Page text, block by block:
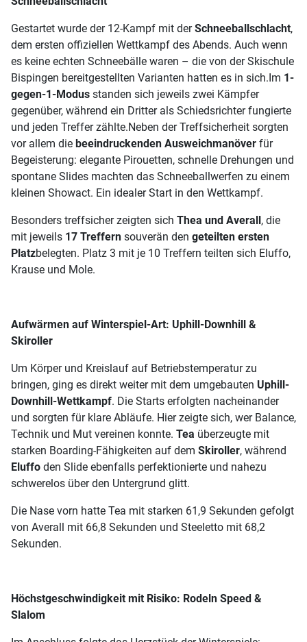
Gestartet wurde der 12-Kampf mit derSchneeballschlacht,
dem ersten offiziellen Wettkampf des Abends. Auch wenn
es keine echten Schneebälle waren – die von der Skischule
Bispingen bereitgestellten Varianten hatten es in sich.Im 1-
gegen-1-Modus standen sich jeweils zwei Kämpfer
gegenüber, während ein Dritter als Schiedsrichter fungierte
und jeden Treffer zählte.Neben der Treffsicherheit sorgten
vor allem die beeindruckenden Ausweichmanöver für
Begeisterung: elegante Pirouetten, schnelle Drehungen und
spontane Slides machten das Schneeballwerfen zu einem
kleinen Showact. Ein idealer Start in den Wettkampf.
Besonders treffsicher zeigten sich Thea und Averall, die
mit jeweils 17 Treffern souverän den geteilten ersten
Platzbelegten. Platz 3 mit je 10 Treffern teilten sich Eluffo,
Krause und Mole.
Aufwärmen auf Winterspiel-Art: Uphill-Downhill &
Skiroller
Um Körper und Kreislauf auf Betriebstemperatur zu
bringen, ging es direkt weiter mit dem umgebauten Uphill-
Downhill-Wettkampf. Die Starts erfolgten nacheinander
und sorgten für klare Abläufe. Hier zeigte sich, wer Balance,
Technik und Mut vereinen konnte. Tea überzeugte mit
starken Boarding-Fähigkeiten auf dem Skiroller, während
Eluffo den Slide ebenfalls perfektionierte und nahezu
schwerelos über den Untergrund glitt.
Die Nase vorn hatte Tea mit starken 61,9 Sekunden gefolgt
von Averall mit 66,8 Sekunden und Steeletto mit 68,2
Sekunden.
Höchstgeschwindigkeit mit Risiko: Rodeln Speed &
Slalom